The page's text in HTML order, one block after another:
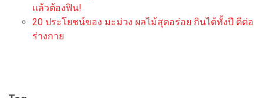
แล้วต้องฟิน!
20 ประโยชน์ของ มะม่วง ผลไม้สุดอร่อย กินได้ทั้งปี ดีต่อ
ร่างกาย